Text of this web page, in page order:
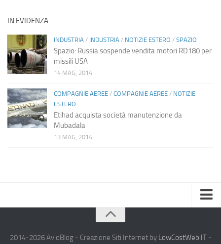
IN EVIDENZA
INDUSTRIA / INDUSTRIA / NOTIZIE ESTERO / SPAZIO
Spazio: Russia sospende vendita motori RD180 per
missili USA
14 MAG, 2014
COMPAGNIE AEREE / COMPAGNIE AEREE / NOTIZIE
ESTERO
Etihad acquista società manutenzione da
Mubadala
13 MAG, 2014
Chi Siamo
2014-2026 AvioBlog - Creazione Siti Internet by LowCostWeb.IT -